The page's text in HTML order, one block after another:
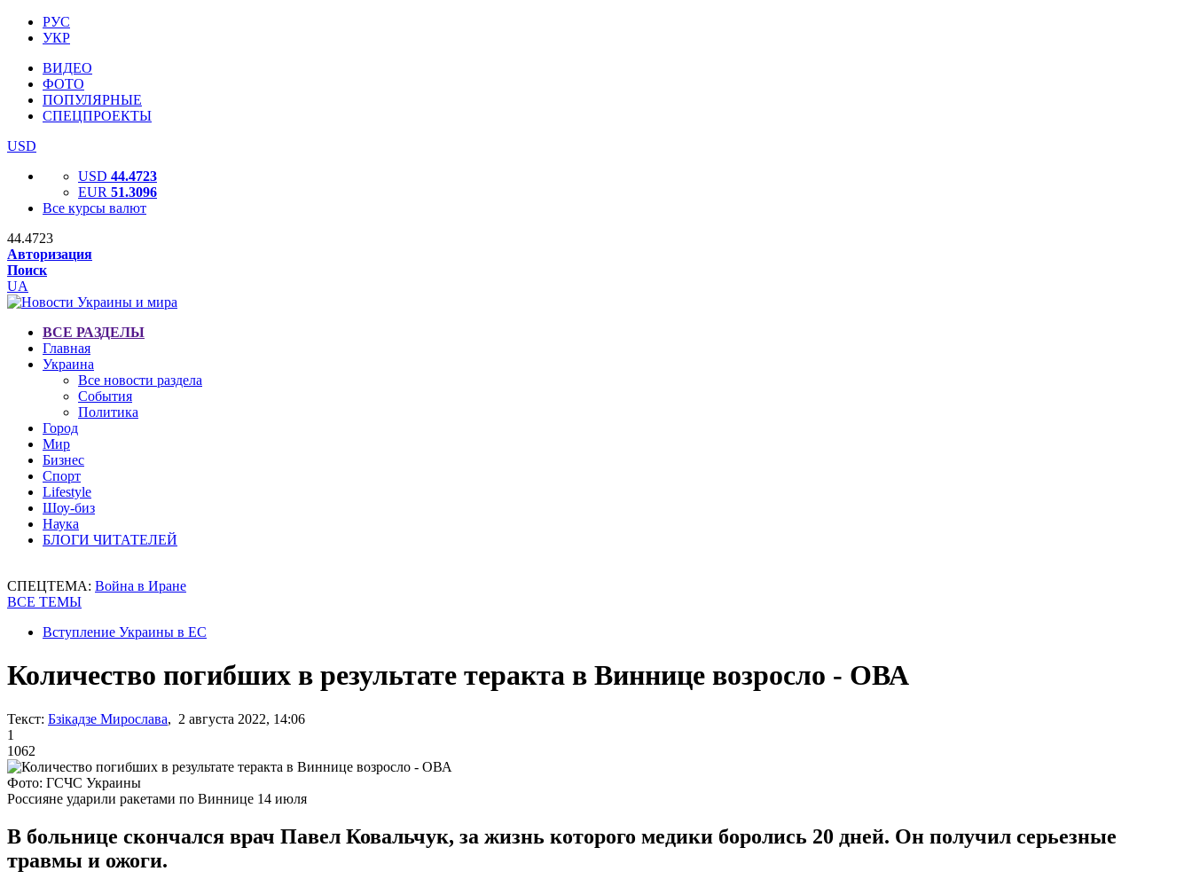
РУС
УКР
ВИДЕО
ФОТО
ПОПУЛЯРНЫЕ
СПЕЦПРОЕКТЫ
USD
USD 44.4723
EUR 51.3096
Все курсы валют
44.4723
Авторизация
Поиск
UA
ВСЕ РАЗДЕЛЫ
Главная
Украина
Все новости раздела
События
Политика
Город
Мир
Бизнес
Спорт
Lifestyle
Шоу-биз
Наука
БЛОГИ ЧИТАТЕЛЕЙ
СПЕЦТЕМА: Война в Иране
ВСЕ ТЕМЫ
Вступление Украины в ЕС
Количество погибших в результате теракта в Виннице возросло - ОВА
Текст: Бзікадзе Мирослава, 2 августа 2022, 14:06
1
1062
Фото: ГСЧС Украины
Россияне ударили ракетами по Виннице 14 июля
В больнице скончался врач Павел Ковальчук, за жизнь которого медики боролись 20 дней. Он получил серьезные
травмы и ожоги.